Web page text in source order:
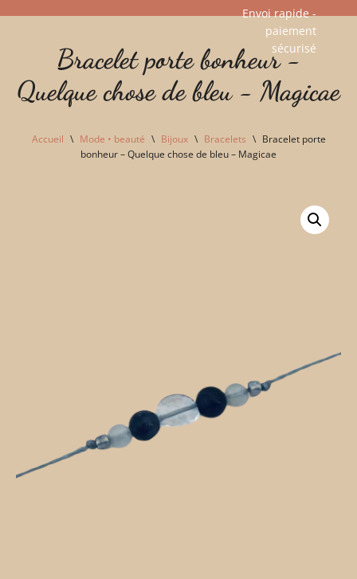
contenu
Envoi rapide -
paiement
sécurisé​
Bracelet porte bonheur -
Quelque chose de bleu - Magicae
Accueil \ Mode • beauté \ Bijoux \ Bracelets \ Bracelet porte
bonheur – Quelque chose de bleu – Magicae